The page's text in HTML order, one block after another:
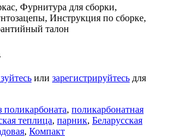
Фурнитура для сборки,
Инструкция по сборке,
талон
или зарегистрируйтесь для
поликарбоната, поликарбонатная
теплица, парник, Беларусская
, Компакт